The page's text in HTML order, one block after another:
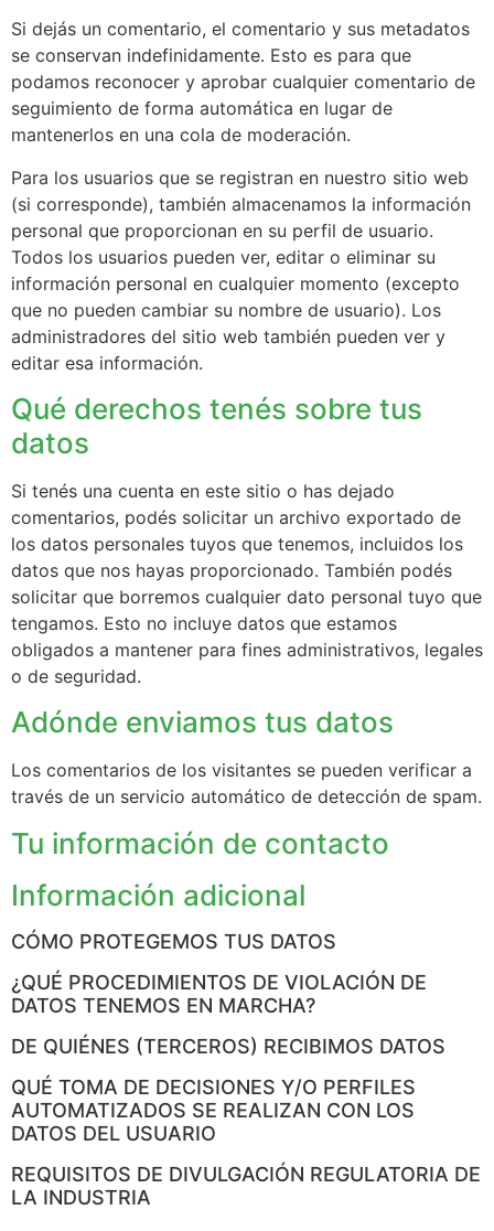
Si dejás un comentario, el comentario y sus metadatos
se conservan indefinidamente. Esto es para que
podamos reconocer y aprobar cualquier comentario de
seguimiento de forma automática en lugar de
mantenerlos en una cola de moderación.
Para los usuarios que se registran en nuestro sitio web
(si corresponde), también almacenamos la información
personal que proporcionan en su perfil de usuario.
Todos los usuarios pueden ver, editar o eliminar su
información personal en cualquier momento (excepto
que no pueden cambiar su nombre de usuario). Los
administradores del sitio web también pueden ver y
editar esa información.
Qué derechos tenés sobre tus
datos
Si tenés una cuenta en este sitio o has dejado
comentarios, podés solicitar un archivo exportado de
los datos personales tuyos que tenemos, incluidos los
datos que nos hayas proporcionado. También podés
solicitar que borremos cualquier dato personal tuyo que
tengamos. Esto no incluye datos que estamos
obligados a mantener para fines administrativos, legales
o de seguridad.
Adónde enviamos tus datos
Los comentarios de los visitantes se pueden verificar a
través de un servicio automático de detección de spam.
Tu información de contacto
Información adicional
CÓMO PROTEGEMOS TUS DATOS
¿QUÉ PROCEDIMIENTOS DE VIOLACIÓN DE
DATOS TENEMOS EN MARCHA?
DE QUIÉNES (TERCEROS) RECIBIMOS DATOS
QUÉ TOMA DE DECISIONES Y/O PERFILES
AUTOMATIZADOS SE REALIZAN CON LOS
DATOS DEL USUARIO
REQUISITOS DE DIVULGACIÓN REGULATORIA DE
LA INDUSTRIA